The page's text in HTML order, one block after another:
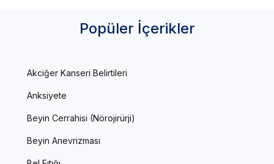
Popüler İçerikler
Akciğer Kanseri Belirtileri
Anksiyete
Beyin Cerrahisi (Nörojirürji)
Beyin Anevrizması